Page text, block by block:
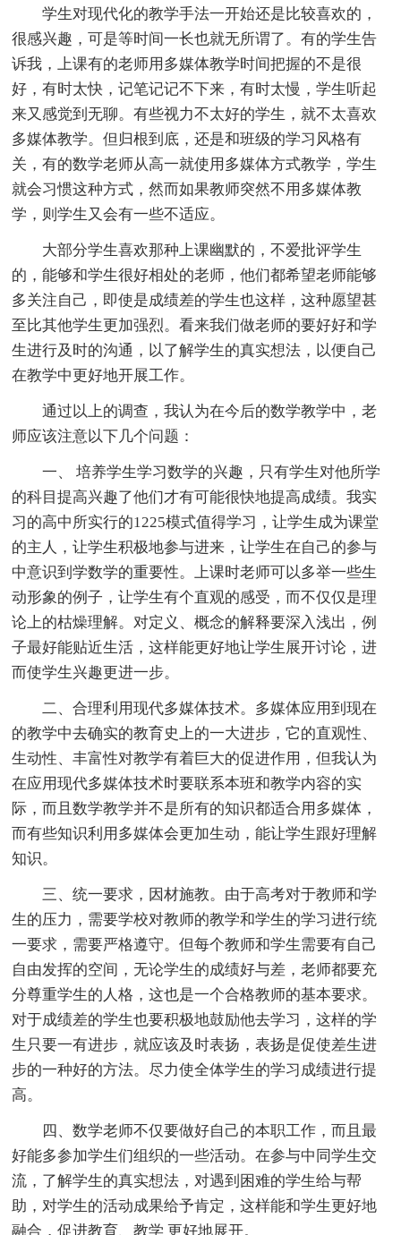
学生对现代化的教学手法一开始还是比较喜欢的，
很感兴趣，可是等时间一长也就无所谓了。有的学生告
诉我，上课有的老师用多媒体教学时间把握的不是很
好，有时太快，记笔记记不下来，有时太慢，学生听起
来又感觉到无聊。有些视力不太好的学生，就不太喜欢
多媒体教学。但归根到底，还是和班级的学习风格有
关，有的数学老师从高一就使用多媒体方式教学，学生
就会习惯这种方式，然而如果教师突然不用多媒体教
学，则学生又会有一些不适应。
大部分学生喜欢那种上课幽默的，不爱批评学生
的，能够和学生很好相处的老师，他们都希望老师能够
多关注自己，即使是成绩差的学生也这样，这种愿望甚
至比其他学生更加强烈。看来我们做老师的要好好和学
生进行及时的沟通，以了解学生的真实想法，以便自己
在教学中更好地开展工作。
通过以上的调查，我认为在今后的数学教学中，老
师应该注意以下几个问题：
一、 培养学生学习数学的兴趣，只有学生对他所学
的科目提高兴趣了他们才有可能很快地提高成绩。我实
习的高中所实行的1225模式值得学习，让学生成为课堂
的主人，让学生积极地参与进来，让学生在自己的参与
中意识到学数学的重要性。上课时老师可以多举一些生
动形象的例子，让学生有个直观的感受，而不仅仅是理
论上的枯燥理解。对定义、概念的解释要深入浅出，例
子最好能贴近生活，这样能更好地让学生展开讨论，进
而使学生兴趣更进一步。
二、合理利用现代多媒体技术。多媒体应用到现在
的教学中去确实的教育史上的一大进步，它的直观性、
生动性、丰富性对教学有着巨大的促进作用，但我认为
在应用现代多媒体技术时要联系本班和教学内容的实
际，而且数学教学并不是所有的知识都适合用多媒体，
而有些知识利用多媒体会更加生动，能让学生跟好理解
知识。
三、统一要求，因材施教。由于高考对于教师和学
生的压力，需要学校对教师的教学和学生的学习进行统
一要求，需要严格遵守。但每个教师和学生需要有自己
自由发挥的空间，无论学生的成绩好与差，老师都要充
分尊重学生的人格，这也是一个合格教师的基本要求。
对于成绩差的学生也要积极地鼓励他去学习，这样的学
生只要一有进步，就应该及时表扬，表扬是促使差生进
步的一种好的方法。尽力使全体学生的学习成绩进行提
高。
四、数学老师不仅要做好自己的本职工作，而且最
好能多参加学生们组织的一些活动。在参与中同学生交
流，了解学生的真实想法，对遇到困难的学生给与帮
助，对学生的活动成果给予肯定，这样能和学生更好地
融合，促进教育、教学 更好地展开。